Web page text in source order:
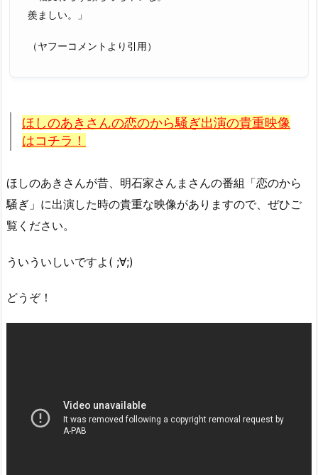
羨ましい。」
（ヤフーコメントより引用）
ほしのあきさんの恋のから騒ぎ出演の貴重映像
はコチラ！
ほしのあきさんが昔、明石家さんまさんの番組「恋のから
騒ぎ」に出演した時の貴重な映像がありますので、ぜひご
覧ください。
ういういしいですよ( ;∀;)
どうぞ！